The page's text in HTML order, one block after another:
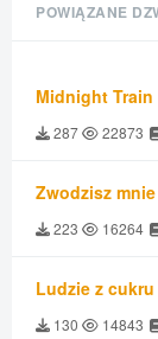
POWIĄZANE
Midnight Train
287 22873
Zwodzisz mnie
223 16264
Ludzie z cukru
130 14843